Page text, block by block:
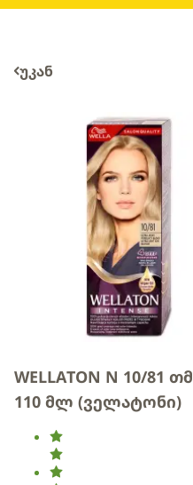
უკან
WELLATON N 10/81
110 მლ (ველატონი)